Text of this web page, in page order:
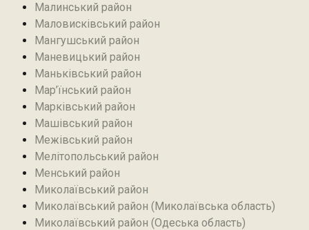
Малинський район
Маловисківський район
Мангушський район
Маневицький район
Маньківський район‎
Мар’їнський район‎
Марківський район
Машівський район‎
Межівський район
Мелітопольський район
Менський район
Миколаївський район
Миколаївський район (Миколаївська область)
Миколаївський район (Одеська область)